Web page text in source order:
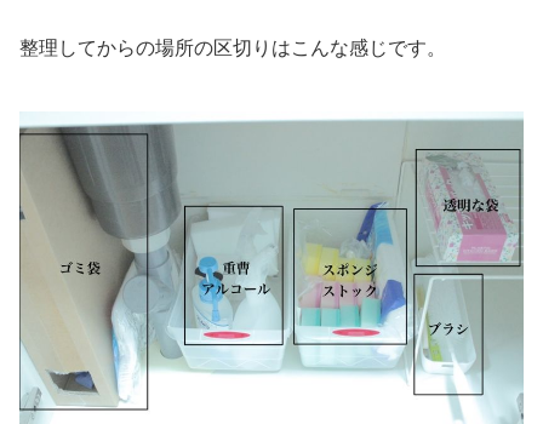
整理してからの場所の区切りはこんな感じです。